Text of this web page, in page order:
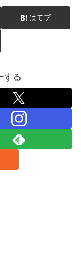
はてブ
する